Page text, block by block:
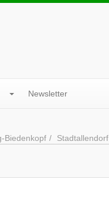
Newsletter
Biedenkopf Stadtallendorf